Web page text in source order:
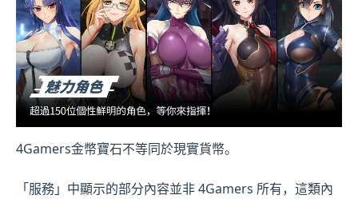
4Gamers金幣寶石不等同於現實貨幣。
「服務」中顯示的部分內容並非 4Gamers 所有，這類內